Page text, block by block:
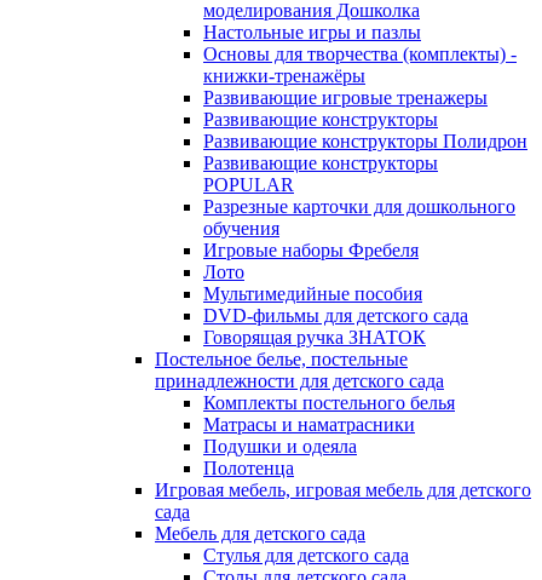
моделирования Дошколка
Настольные игры и пазлы
Основы для творчества (комплекты) -
книжки-тренажёры
Развивающие игровые тренажеры
Развивающие конструкторы
Развивающие конструкторы Полидрон
Развивающие конструкторы
POPULAR
Разрезные карточки для дошкольного
обучения
Игровые наборы Фребеля
Лото
Мультимедийные пособия
DVD-фильмы для детского сада
Говорящая ручка ЗНАТОК
Постельное белье, постельные
принадлежности для детского сада
Комплекты постельного белья
Матрасы и наматрасники
Подушки и одеяла
Полотенца
Игровая мебель, игровая мебель для детского
сада
Мебель для детского сада
Стулья для детского сада